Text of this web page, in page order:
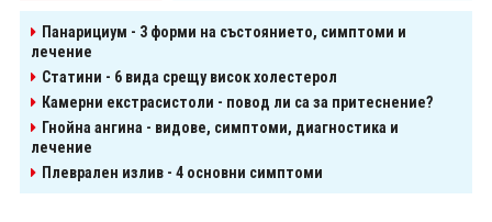
Панарициум - 3 форми на състоянието, симптоми и
лечение
Статини - 6 вида срещу висок холестерол
Камерни екстрасистоли - повод ли са за притеснение?
Гнойна ангина - видове, симптоми, диагностика и
лечение
Плеврален излив - 4 основни симптоми